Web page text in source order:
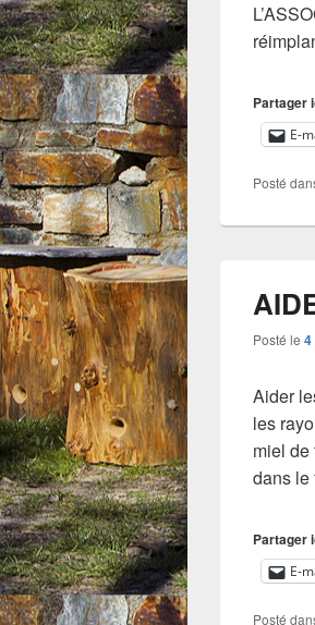
Partager
E-
Posté
Posté le 4
Aider
les
miel de
dans le
Partager
E-
Posté